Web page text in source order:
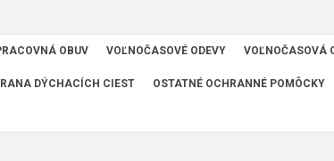
OBUV VOĽNOČASOVÉ ODEVY VOĽNOČASOVÁ
DÝCHACÍCH CIEST OSTATNÉ OCHRANNÉ POMÔCKY